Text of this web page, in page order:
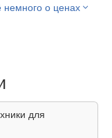
о ценах
для